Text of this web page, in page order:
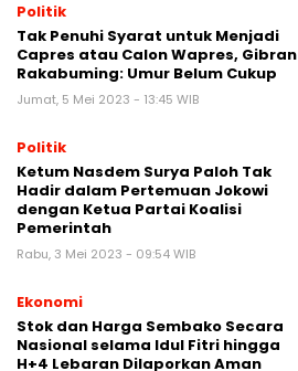
Politik
Tak Penuhi Syarat untuk Menjadi
Capres atau Calon Wapres, Gibran
Rakabuming: Umur Belum Cukup
Jumat, 5 Mei 2023 - 13:45 WIB
Politik
Ketum Nasdem Surya Paloh Tak
Hadir dalam Pertemuan Jokowi
dengan Ketua Partai Koalisi
Pemerintah
Rabu, 3 Mei 2023 - 09:54 WIB
Ekonomi
Stok dan Harga Sembako Secara
Nasional selama Idul Fitri hingga
H+4 Lebaran Dilaporkan Aman